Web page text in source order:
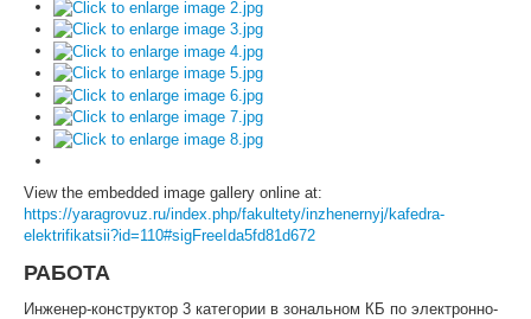
ЖУРНАЛ "ВЕСТНИК АПК ВЕРХНЕВОЛЖЬЯ"
View the embedded image gallery online at:
https://yaragrovuz.ru/index.php/fakultety/inzhenernyj/kafedra-
elektrifikatsii?id=110#sigFreeIda5fd81d672
РАБОТА
Инженер-конструктор 3 категории в зональном КБ по электронно-